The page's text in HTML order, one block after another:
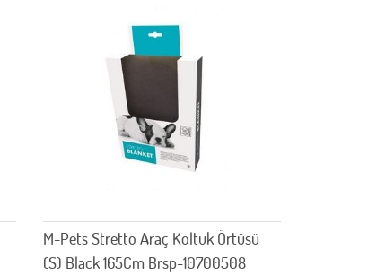
M-Pets Stretto Araç Koltuk Örtüsü
(S) Black 165Cm Brsp-10700508